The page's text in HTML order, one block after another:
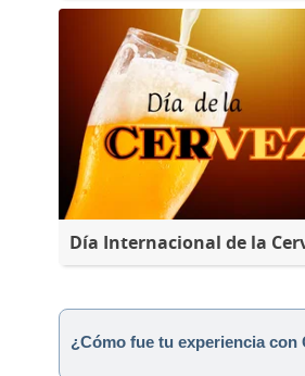
Día Internacional de la
¿Cómo fue tu experiencia con